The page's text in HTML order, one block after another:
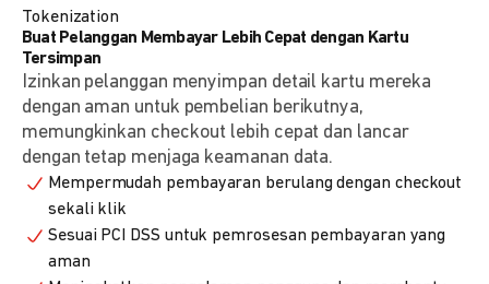
Tokenization
Buat Pelanggan Membayar Lebih Cepat dengan Kartu
Tersimpan
Izinkan pelanggan menyimpan detail kartu mereka
dengan aman untuk pembelian berikutnya,
memungkinkan checkout lebih cepat dan lancar
dengan tetap menjaga keamanan data.
Mempermudah pembayaran berulang dengan checkout
sekali klik
Sesuai PCI DSS untuk pemrosesan pembayaran yang
aman